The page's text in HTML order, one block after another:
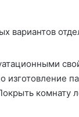
изготовление
комнату